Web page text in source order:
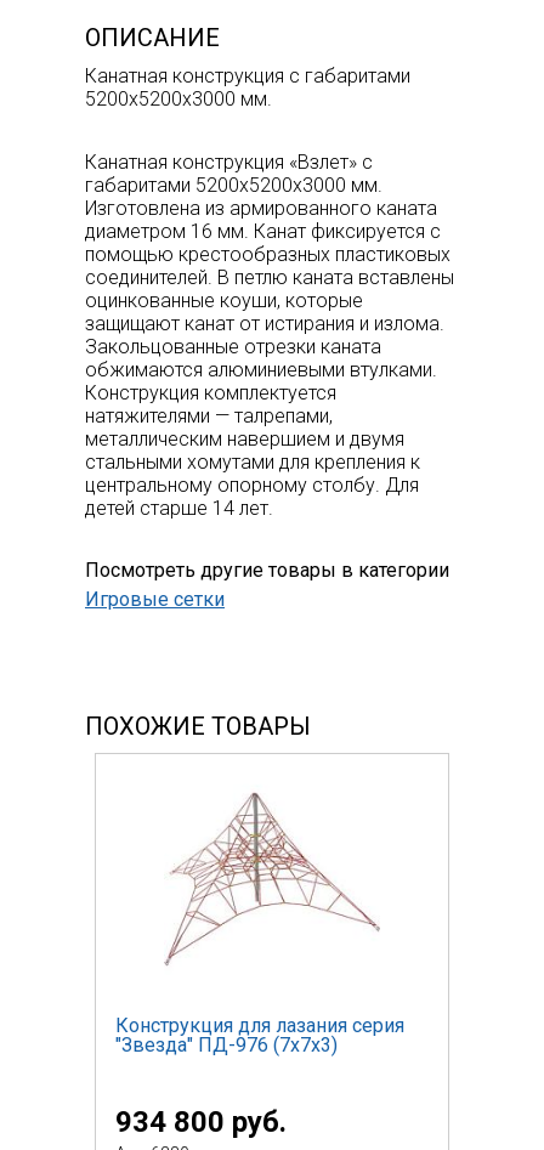
ОПИСАНИЕ
Канатная конструкция с габаритами
5200х5200x3000 мм.
Канатная конструкция «Взлет» с
габаритами 5200х5200x3000 мм.
Изготовлена из армированного каната
диаметром 16 мм. Канат фиксируется с
помощью крестообразных пластиковых
соединителей. В петлю каната вставлены
оцинкованные коуши, которые
защищают канат от истирания и излома.
Закольцованные отрезки каната
обжимаются алюминиевыми втулками.
Конструкция комплектуется
натяжителями — талрепами,
металлическим навершием и двумя
стальными хомутами для крепления к
центральному опорному столбу. Для
детей старше 14 лет.
Посмотреть другие товары в категории
Игровые сетки
ПОХОЖИЕ ТОВАРЫ
Конструкция для лазания серия
"Звезда" ПД-976 (7х7х3)
934 800 руб.